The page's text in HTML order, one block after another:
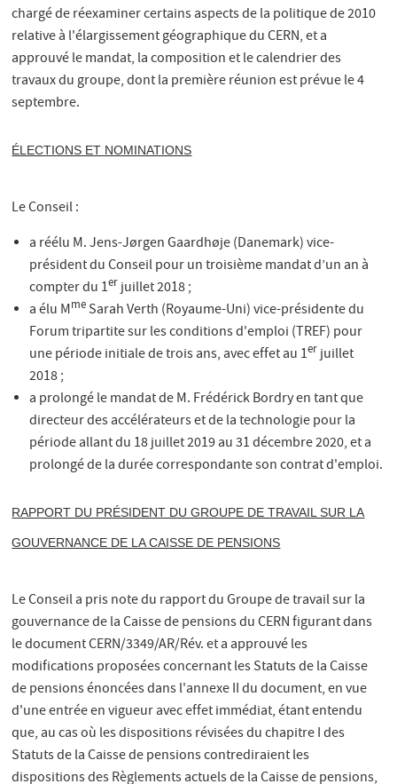
chargé de réexaminer certains aspects de la politique de 2010
relative à l'élargissement géographique du CERN, et a
approuvé le mandat, la composition et le calendrier des
travaux du groupe, dont la première réunion est prévue le 4
septembre.
ÉLECTIONS ET NOMINATIONS
Le Conseil :
a réélu M. Jens-Jørgen Gaardhøje (Danemark) vice-
président du Conseil pour un troisième mandat d’un an à
compter du 1erjuillet 2018 ;
a élu Mme Sarah Verth (Royaume-Uni) vice-présidente du
Forum tripartite sur les conditions d'emploi (TREF) pour
une période initiale de trois ans, avec effet au 1erjuillet
2018 ;
a prolongé le mandat de M. Frédérick Bordry en tant que
directeur des accélérateurs et de la technologie pour la
période allant du 18 juillet 2019 au 31 décembre 2020, et a
prolongé de la durée correspondante son contrat d'emploi.
RAPPORT DU PRÉSIDENT DU GROUPE DE TRAVAIL SUR LA
GOUVERNANCE DE LA CAISSE DE PENSIONS
Le Conseil a pris note du rapport du Groupe de travail sur la
gouvernance de la Caisse de pensions du CERN figurant dans
le document CERN/3349/AR/Rév. et a approuvé les
modifications proposées concernant les Statuts de la Caisse
de pensions énoncées dans l'annexe II du document, en vue
d'une entrée en vigueur avec effet immédiat, étant entendu
que, au cas où les dispositions révisées du chapitre I des
Statuts de la Caisse de pensions contrediraient les
dispositions des Règlements actuels de la Caisse de pensions,